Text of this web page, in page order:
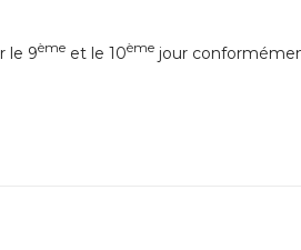
le 9èmeet le 10èmejour